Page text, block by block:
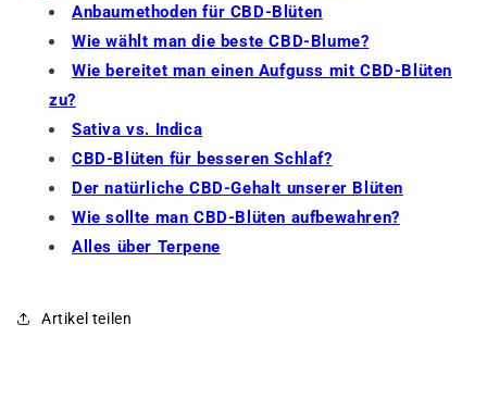
Anbaumethoden für CBD-Blüten
Wie wählt man die beste CBD-Blume?
Wie bereitet man einen Aufguss mit CBD-Blüten
zu?
Sativa vs. Indica
CBD-Blüten für besseren Schlaf?
Der natürliche CBD-Gehalt unserer Blüten
Wie sollte man CBD-Blüten aufbewahren?
Alles über Terpene
Artikel teilen